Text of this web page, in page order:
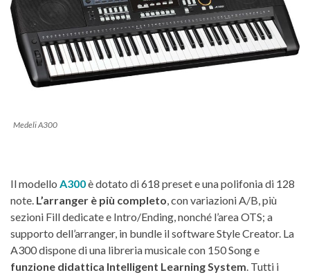
Medeli A300
Il modello A300è dotato di 618 preset e una polifonia di 128
note. L’arranger è più completo, con variazioni A/B, più
sezioni Fill dedicate e Intro/Ending, nonché l’area OTS; a
supporto dell’arranger, in bundle il software Style Creator. La
A300 dispone di una libreria musicale con 150 Song e
funzione didattica Intelligent Learning System. Tutti i